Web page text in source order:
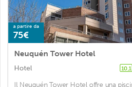
a partire da
75€
Neuquén Tower Hotel
Hotel 10,1
Il Neuquén Tower Hotel offre una